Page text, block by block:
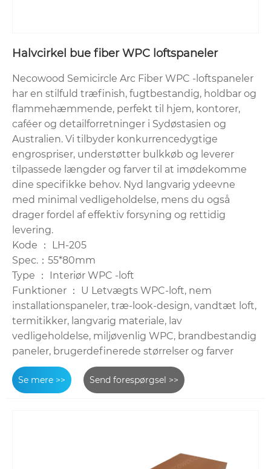
Halvcirkel bue fiber WPC loftspaneler
Necowood Semicircle Arc Fiber WPC -loftspaneler
har en stilfuld træfinish, fugtbestandig, holdbar og
flammehæmmende, perfekt til hjem, kontorer,
caféer og detailforretninger i Sydøstasien og
Australien. Vi tilbyder konkurrencedygtige
engrospriser, understøtter bulkkøb og leverer
tilpassede længder og farver til at imødekomme
dine specifikke behov. Nyd langvarig ydeevne
med minimal vedligeholdelse, mens du også
drager fordel af effektiv forsyning og rettidig
levering.
Kode ： LH-205
Spec.：55*80mm
Type ： Interiør WPC -loft
Funktioner ： U Letvægts WPC-loft, nem
installationspaneler, træ-look-design, vandtæt loft,
termitikker, langvarig materiale, lav
vedligeholdelse, miljøvenlig WPC, brandbestandig
paneler, brugerdefinerede størrelser og farver
Se mere >> Send forespørgsel >>